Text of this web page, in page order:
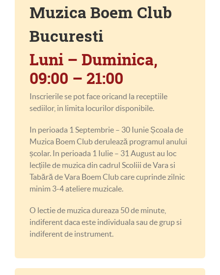
Muzica Boem Club
Bucuresti
Luni – Duminica,
09:00 – 21:00
Inscrierile se pot face oricand la receptiile
sediilor, in limita locurilor disponibile.
In perioada 1 Septembrie – 30 Iunie Școala de
Muzica Boem Club derulează programul anului
școlar. In perioada 1 Iulie – 31 August au loc
lecțiile de muzica din cadrul Scoliii de Vara si
Tabără de Vara Boem Club care cuprinde zilnic
minim 3-4 ateliere muzicale.
O lectie de muzica dureaza 50 de minute,
indiferent daca este individuala sau de grup si
indiferent de instrument.